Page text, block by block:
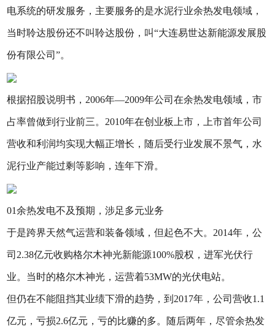
电系统的研发服务，主要服务的是水泥行业余热发电领域，
当时聆达股份还不叫聆达股份，叫“大连易世达新能源发展股
份有限公司”。
根据招股说明书，2006年—2009年公司在余热发电领域，市
占率曾做到行业前三。2010年在创业板上市，上市首年公司
营收和利润均实现大幅正增长，随后受行业发展不景气，水
泥行业产能过剩等影响，连年下滑。
01余热发电不及预期，涉足多元业务
于是跨界天然气运营和装备领域，但起色不大。2014年，公
司2.38亿元收购格尔木神光新能源100%股权，进军光伏行
业。当时的格尔木神光，运营着53MW的光伏电站。
但仍在不能阻挡其业绩下滑的趋势，到2017年，公司营收1.1
亿元，亏损2.6亿元，亏的比赚的多。随后两年，尽管余热发